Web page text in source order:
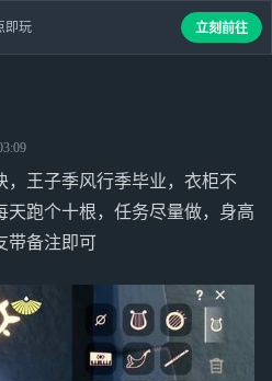
，王子季风行季毕业，衣柜不
天跑个十根，任务尽量做，身高
带备注即可
即玩 立刻前往